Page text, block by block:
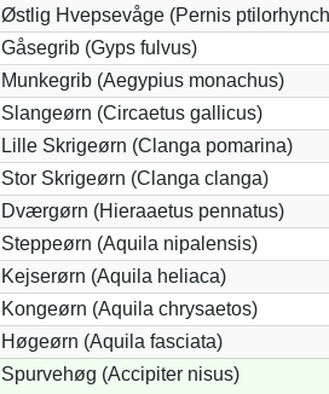
Østlig Hvepsevåge (Pernis
Gåsegrib (Gyps fulvus)
Munkegrib (Aegypius monachus)
Slangeørn (Circaetus gallicus)
Lille Skrigeørn (Clanga pomarina)
Stor Skrigeørn (Clanga clanga)
Dværgørn (Hieraaetus pennatus)
Steppeørn (Aquila nipalensis)
Kejserørn (Aquila heliaca)
Kongeørn (Aquila chrysaetos)
Høgeørn (Aquila fasciata)
Spurvehøg (Accipiter nisus)